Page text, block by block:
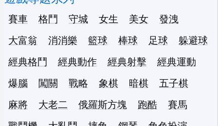
賽車 格鬥 守城 女生 美女
發洩
大富翁
消消樂 籃球 棒球 足球
躲避球
經典格鬥
經典動作 經典射擊
經典運動
爆腦
闖關 戰略 象棋 暗棋
五子棋
麻將
大老二 俄羅斯方塊 跑酷
賽馬